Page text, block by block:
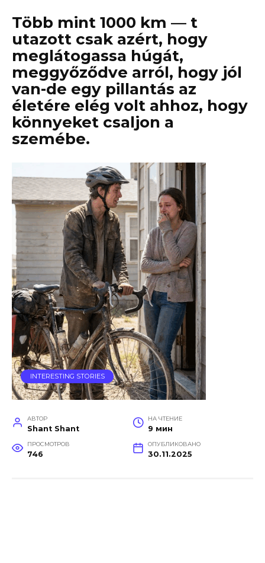
Több mint 1000 km — t
utazott csak azért, hogy
meglátogassa húgát,
meggyőződve arról, hogy jól
van-de egy pillantás az
életére elég volt ahhoz, hogy
könnyeket csaljon a
szemébe.
INTERESTING STORIES
АВТОР
Shant Shant
НА ЧТЕНИЕ
9 мин
ПРОСМОТРОВ
746
ОПУБЛИКОВАНО
30.11.2025